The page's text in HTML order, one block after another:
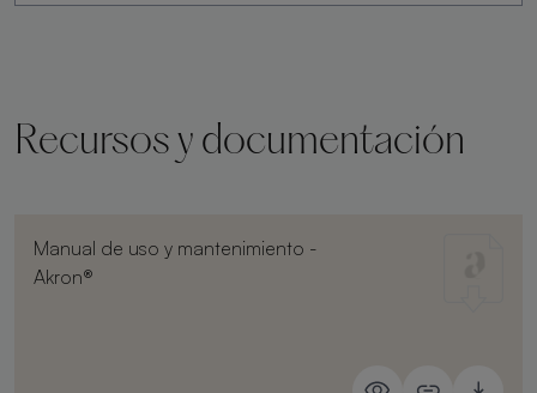
Recursos y documentación
Manual de uso y mantenimiento -
Akron®